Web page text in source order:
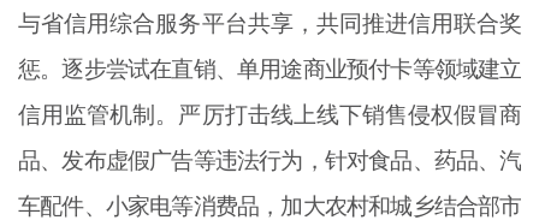
与省信用综合服务平台共享，共同推进信用联合奖
惩。逐步尝试在直销、单用途商业预付卡等领域建立
信用监管机制。严厉打击线上线下销售侵权假冒商
品、发布虚假广告等违法行为，针对食品、药品、汽
车配件、小家电等消费品，加大农村和城乡结合部市